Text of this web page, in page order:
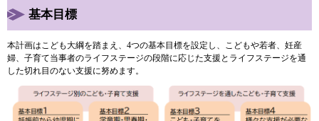
基本目標
本計画はこども大綱を踏まえ、4つの基本目標を設定し、こどもや若者、妊産
婦、子育て当事者のライフステージの段階に応じた支援とライフステージを通
した切れ目のない支援に努めます。